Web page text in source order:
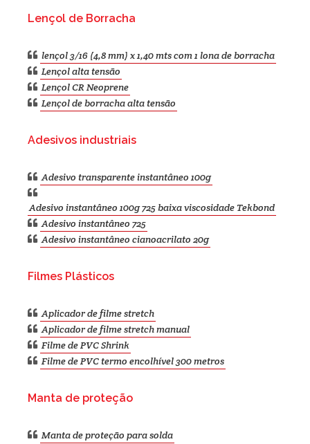
Lençol de Borracha
lençol 3/16 (4,8 mm) x 1,40 mts com 1 lona de borracha
Lençol alta tensão
Lençol CR Neoprene
Lençol de borracha alta tensão
Adesivos industriais
Adesivo transparente instantâneo 100g
Adesivo instantâneo 100g 725 baixa viscosidade Tekbond
Adesivo instantâneo 725
Adesivo instantâneo cianoacrilato 20g
Filmes Plásticos
Aplicador de filme stretch
Aplicador de filme stretch manual
Filme de PVC Shrink
Filme de PVC termo encolhível 300 metros
Manta de proteção
Manta de proteção para solda